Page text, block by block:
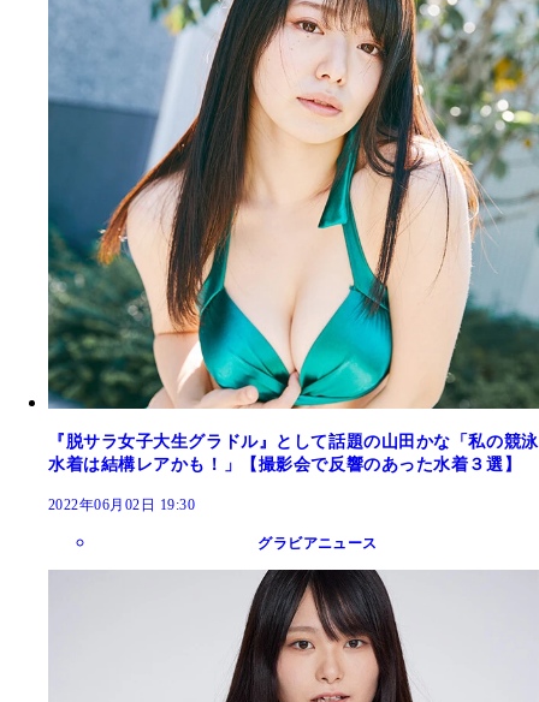
『脱サラ女子大生グラドル』として話題の山田かな「私の競泳
水着は結構レアかも！」【撮影会で反響のあった水着３選】
2022年06月02日 19:30
グラビアニュース